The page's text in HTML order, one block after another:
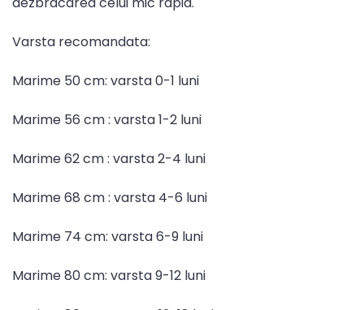
Varsta recomandata:
Marime 50 cm: varsta 0-1 luni
Marime 56 cm : varsta 1-2 luni
Marime 62 cm : varsta 2-4 luni
Marime 68 cm : varsta 4-6 luni
Marime 74 cm: varsta 6-9 luni
Marime 80 cm: varsta 9-12 luni